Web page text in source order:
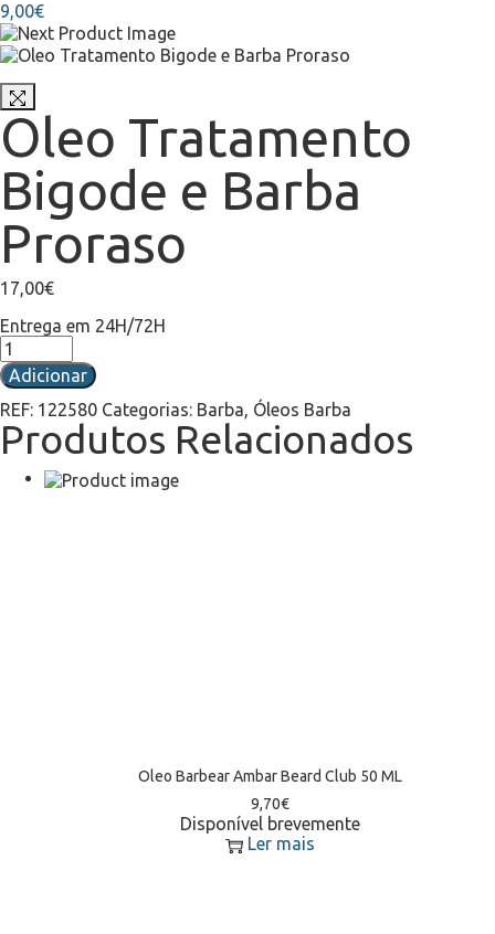
9,00€
Oleo Tratamento
Bigode e Barba
Proraso
17,00€
Entrega em 24H/72H
Adicionar
REF: 122580 Categorias: Barba, Óleos Barba
Produtos Relacionados
Oleo Barbear Ambar Beard Club 50 ML
9,70€
Disponível brevemente
Ler mais